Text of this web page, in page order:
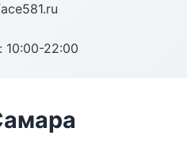
10:00-22:00